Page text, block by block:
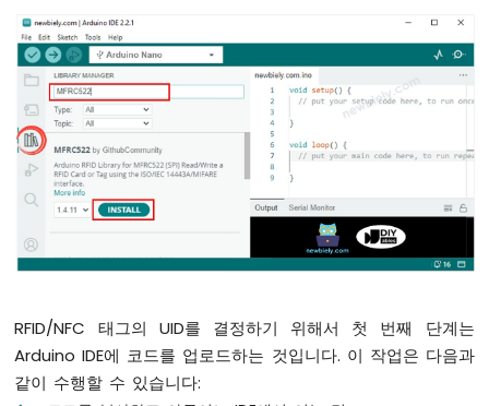
-
버
튼
피
에
조
부
저
두
이
노
-
버
rfid.uid.uidByte[1] ==
rfid.uid.uidByte[2] ==
rfid.uid.uidByte[3] ==
Serial.println ( "인증된 태그");
// 서보 모터의 각도 변경
if (angle == 0)
          angle = 90;
//if(angle == 90)
        servo.
write
(angle);
Serial. print "서보 모터를 "
);
Serial.print(angle);
Serial
RFID/NFC 태그의 UID를 결정하기 위해서 첫 번째 단계는
Arduino IDE에 코드를 업로드하는 것입니다. 이 작업은 다음과
같이 수행할 수 있습니다: